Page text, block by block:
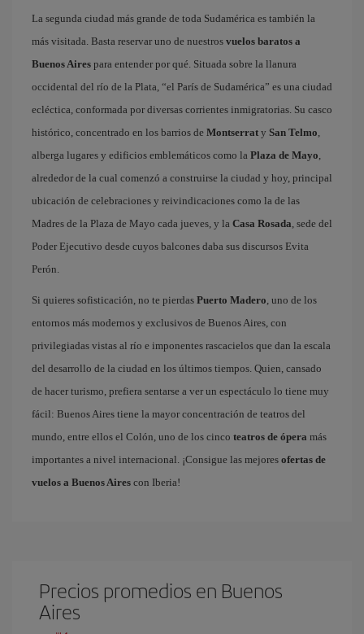
La segunda ciudad más grande de toda Sudamérica es también la
más visitada. Basta reservar uno de nuestros vuelos baratos a
Buenos Aires para entender por qué. Situada sobre la llanura
occidental del río de la Plata, “el París de Sudamérica” es una ciudad
ecléctica, conformada por diversas corrientes inmigratorias. Su casco
histórico, concentrado en los barrios de Montserrat y San Telmo,
alberga lugares y edificios emblemáticos como la Plaza de Mayo,
alrededor de la cual comenzó a construirse la ciudad y hoy, principal
ubicación de celebraciones y reivindicaciones como la de las
Madres de la Plaza de Mayo cada jueves, y la Casa Rosada, sede del
Poder Ejecutivo desde cuyos balcones daba sus discursos Evita
Perón.
Si quieres sofisticación, no te pierdas Puerto Madero, uno de los
entornos más modernos y exclusivos de Buenos Aires, con
privilegiadas vistas al río e imponentes rascacielos que dan la escala
del desarrollo de la ciudad en los últimos tiempos. Quien, cansado
de hacer turismo, prefiera sentarse a ver un espectáculo lo tiene muy
fácil: Buenos Aires tiene la mayor concentración de teatros del
mundo, entre ellos el Colón, uno de los cinco teatros de ópera más
importantes a nivel internacional. ¡Consigue las mejores ofertas de
vuelos a Buenos Aires con Iberia!
Precios promedios en Buenos
Aires